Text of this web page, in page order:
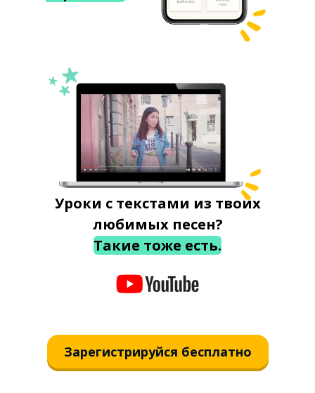
Уроки с текстами из твоих
любимых песен?
Такие тоже есть.
Зарегистрируйся бесплатно